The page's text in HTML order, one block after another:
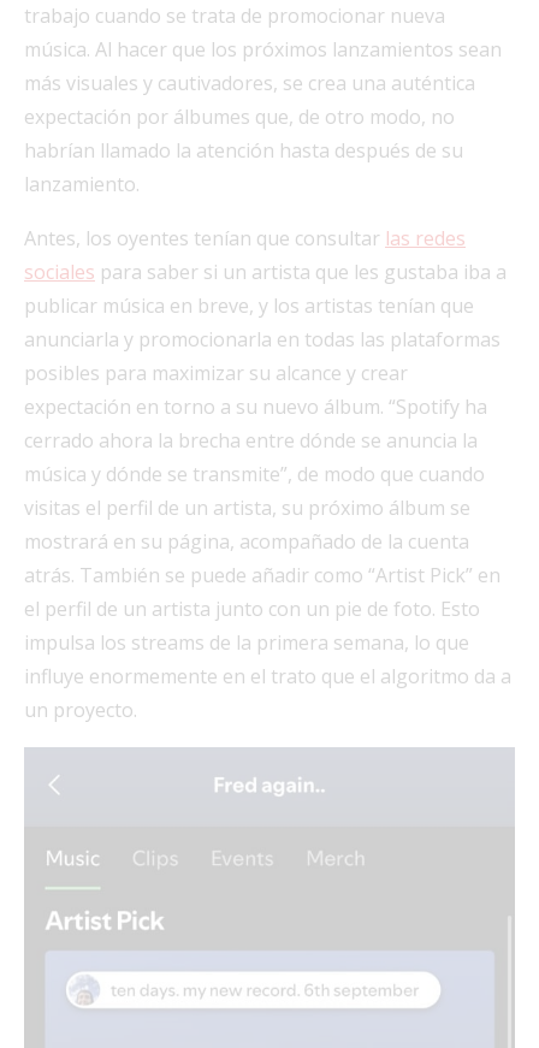
trabajo cuando se trata de promocionar nueva
música. Al hacer que los próximos lanzamientos sean
más visuales y cautivadores, se crea una auténtica
expectación por álbumes que, de otro modo, no
habrían llamado la atención hasta después de su
lanzamiento.
Antes, los oyentes tenían que consultar las redes
sociales para saber si un artista que les gustaba iba a
publicar música en breve, y los artistas tenían que
anunciarla y promocionarla en todas las plataformas
posibles para maximizar su alcance y crear
expectación en torno a su nuevo álbum. “Spotify ha
cerrado ahora la brecha entre dónde se anuncia la
música y dónde se transmite”, de modo que cuando
visitas el perfil de un artista, su próximo álbum se
mostrará en su página, acompañado de la cuenta
atrás. También se puede añadir como “Artist Pick” en
el perfil de un artista junto con un pie de foto. Esto
impulsa los streams de la primera semana, lo que
influye enormemente en el trato que el algoritmo da a
un proyecto.